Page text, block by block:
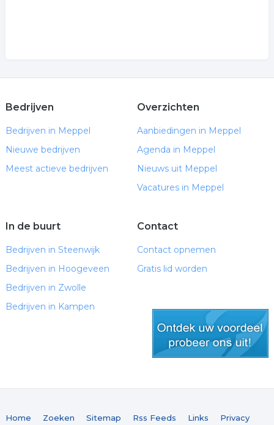
Bedrijven
Bedrijven in Meppel
Nieuwe bedrijven
Meest actieve bedrijven
Overzichten
Aanbiedingen in Meppel
Agenda in Meppel
Nieuws uit Meppel
Vacatures in Meppel
In de buurt
Bedrijven in Steenwijk
Bedrijven in Hoogeveen
Bedrijven in Zwolle
Bedrijven in Kampen
Contact
Contact opnemen
Gratis lid worden
Home Zoeken Sitemap Rss Feeds Links Privacy